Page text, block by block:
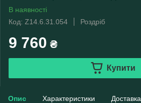
В наявності
Код: Z14.6.31.054
Роздріб
9 760 ₴
Купити
Опис Характеристики Доставка